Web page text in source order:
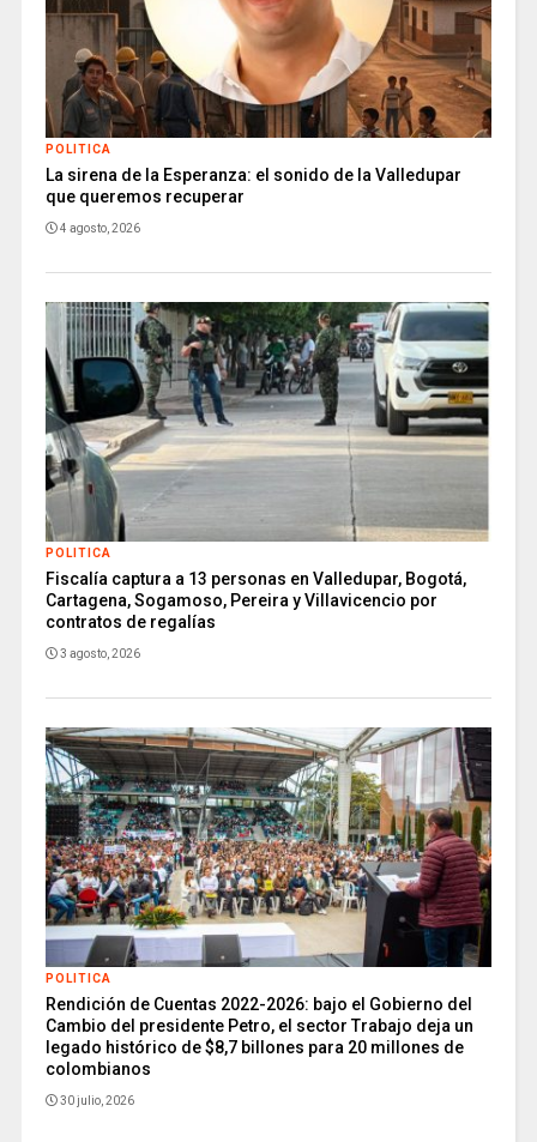
POLITICA
La sirena de la Esperanza: el sonido de la Valledupar
que queremos recuperar
4 agosto, 2026
POLITICA
Fiscalía captura a 13 personas en Valledupar, Bogotá,
Cartagena, Sogamoso, Pereira y Villavicencio por
contratos de regalías
3 agosto, 2026
POLITICA
Rendición de Cuentas 2022-2026: bajo el Gobierno del
Cambio del presidente Petro, el sector Trabajo deja un
legado histórico de $8,7 billones para 20 millones de
colombianos
30 julio, 2026